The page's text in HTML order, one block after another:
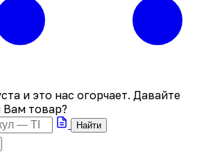
и это нас огорчает. Давайте
товар?
Найти